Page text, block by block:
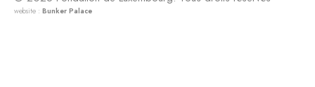
website : Bunker Palace